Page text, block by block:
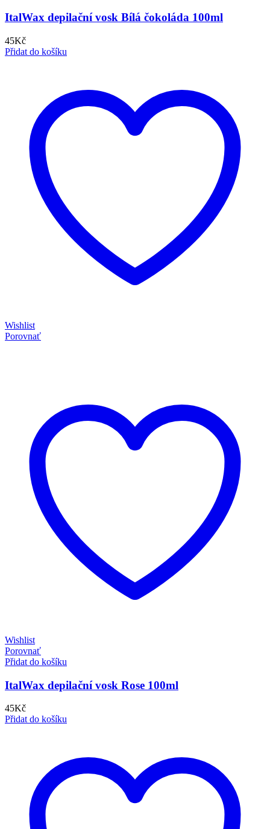
ItalWax depilační vosk Bílá čokoláda 100ml
45Kč
Přidat do košíku
Wishlist
Porovnať
Wishlist
Porovnať
Přidat do košíku
ItalWax depilační vosk Rose 100ml
45Kč
Přidat do košíku